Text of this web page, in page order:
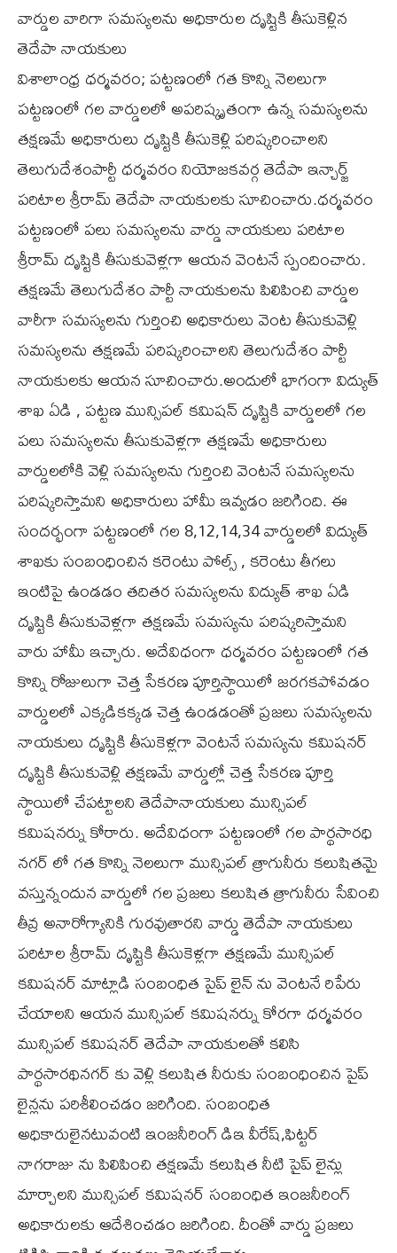
వార్డుల వారిగా సమస్యలను అధికారుల దృష్టికి తీసుకెళ్లిన
తెదేపా నాయకులు
విశాలాంధ్ర ధర్మవరం; పట్టణంలో గత కొన్ని నెలలుగా
పట్టణంలో గల వార్డులలో అపరిష్కృతంగా ఉన్న సమస్యలను
తక్షణమే అధికారులు దృష్టికి తీసుకెళ్లి పరిష్కరించాలని
తెలుగుదేశంపార్టీ ధర్మవరం నియోజకవర్గ తెదేపా ఇన్చార్జ్
పరిటాల శ్రీరామ్ తెదేపా నాయకులకు సూచించారు.ధర్మవరం
పట్టణంలో పలు సమస్యలను వార్డు నాయకులు పరిటాల
శ్రీరామ్ దృష్టికి తీసుకువెళ్లగా ఆయన వెంటనే స్పందించారు.
తక్షణమే తెలుగుదేశం పార్టీ నాయకులను పిలిపించి వార్డుల
వారీగా సమస్యలను గుర్తించి అధికారులు వెంట తీసుకువెళ్లి
సమస్యలను తక్షణమే పరిష్కరించాలని తెలుగుదేశం పార్టీ
నాయకులకు ఆయన సూచించారు.అందులో భాగంగా విద్యుత్
శాఖ ఏడి , పట్టణ మున్సిపల్ కమిషన్ దృష్టికి వార్డులలో గల
పలు సమస్యలను తీసుకువెళ్లగా తక్షణమే అధికారులు
వార్డులలోకి వెళ్లి సమస్యలను గుర్తించి వెంటనే సమస్యలను
పరిష్కరిస్తామని అధికారులు హామీ ఇవ్వడం జరిగింది. ఈ
సందర్భంగా పట్టణంలో గల 8,12,14,34 వార్డులలో విద్యుత్
శాఖకు సంబంధించిన కరెంటు పోల్స్ , కరెంటు తీగలు
ఇంటిపై ఉండడం తదితర సమస్యలను విద్యుత్ శాఖ ఏడి
దృష్టికి తీసుకువెళ్లగా తక్షణమే సమస్యను పరిష్కరిస్తామని
వారు హామీ ఇచ్చారు. అదేవిధంగా ధర్మవరం పట్టణంలో గత
కొన్ని రోజులుగా చెత్త సేకరణ పూర్తిస్థాయిలో జరగకపోవడం
వార్డులలో ఎక్కడికక్కడ చెత్త ఉండడంతో ప్రజలు సమస్యలను
నాయకులు దృష్టికి తీసుకెళ్లగా వెంటనే సమస్యను కమిషనర్
దృష్టికి తీసుకువెళ్లి తక్షణమే వార్డుల్లో చెత్త సేకరణ పూర్తి
స్థాయిలో చేపట్టాలని తెదేపానాయకులు మున్సిపల్
కమిషనర్ను కోరారు. అదేవిధంగా పట్టణంలో గల పార్థసారధి
నగర్ లో గత కొన్ని నెలలుగా మున్సిపల్ త్రాగునీరు కలుషితమై
వస్తున్నందున వార్డులో గల ప్రజలు కలుషిత త్రాగునీరు సేవించి
తీవ్ర అనారోగ్యానికి గురవుతారని వార్డు తెదేపా నాయకులు
పరిటాల శ్రీరామ్ దృష్టికి తీసుకెళ్లగా తక్షణమే మున్సిపల్
కమిషనర్ మాట్లాడి సంబంధిత పైప్ లైన్ ను వెంటనే రిపేరు
చేయాలని ఆయన మున్సిపల్ కమిషనర్ను కోరగా ధర్మవరం
మున్సిపల్ కమిషనర్ తెదేపా నాయకులతో కలిసి
పార్థసారథినగర్ కు వెళ్లి కలుషిత నీరుకు సంబంధించిన పైప్
లైన్లను పరిశీలించడం జరిగింది. సంబంధిత
అధికారులైనటువంటి ఇంజనీరింగ్ డిఇ వీరేష్,ఫిట్టర్
నాగరాజు ను పిలిపించి తక్షణమే కలుషిత నీటి పైప్ లైన్లు
మార్చాలని మున్సిపల్ కమిషనర్ సంబంధిత ఇంజనీరింగ్
అధికారులకు ఆదేశించడం జరిగింది. దీంతో వార్డు ప్రజలు